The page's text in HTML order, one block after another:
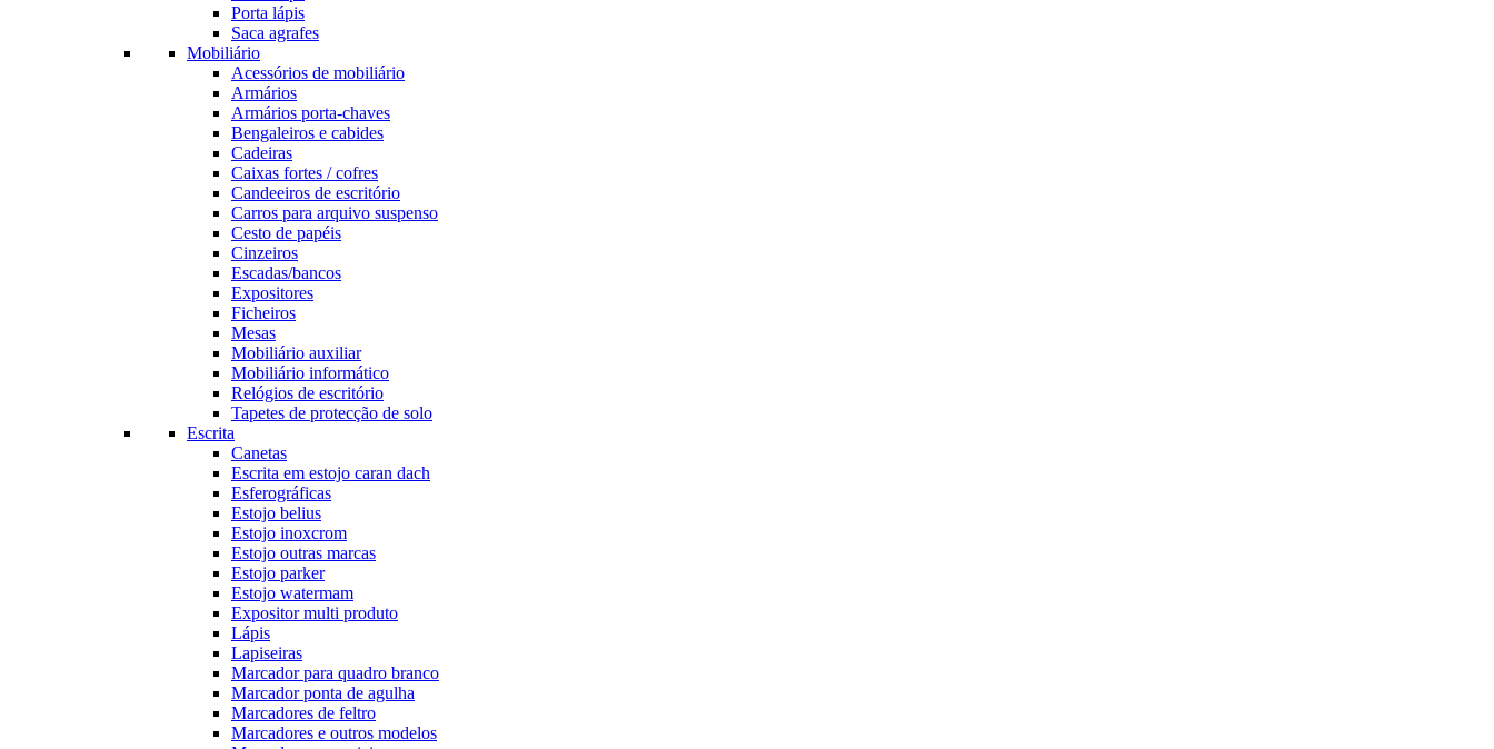
Porta lápis
Saca agrafes
Mobiliário
Acessórios de mobiliário
Armários
Armários porta-chaves
Bengaleiros e cabides
Cadeiras
Caixas fortes / cofres
Candeeiros de escritório
Carros para arquivo suspenso
Cesto de papéis
Cinzeiros
Escadas/bancos
Expositores
Ficheiros
Mesas
Mobiliário auxiliar
Mobiliário informático
Relógios de escritório
Tapetes de protecção de solo
Escrita
Canetas
Escrita em estojo caran dach
Esferográficas
Estojo belius
Estojo inoxcrom
Estojo outras marcas
Estojo parker
Estojo watermam
Expositor multi produto
Lápis
Lapiseiras
Marcador para quadro branco
Marcador ponta de agulha
Marcadores de feltro
Marcadores e outros modelos